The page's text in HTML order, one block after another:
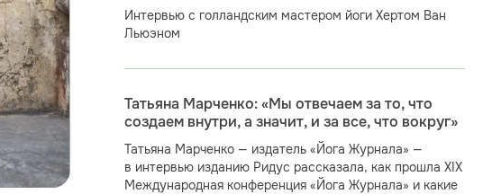
Интервью с голландским мастером йоги Хертом Ван
Льюэном
Татьяна Марченко: «Мы отвечаем за то, что
создаем внутри, а значит, и за все, что вокруг»
Татьяна Марченко — издатель «Йога Журнала» —
в интервью изданию Ридус рассказала, как прошла XIX
Международная конференция «Йога Журнала» и какие